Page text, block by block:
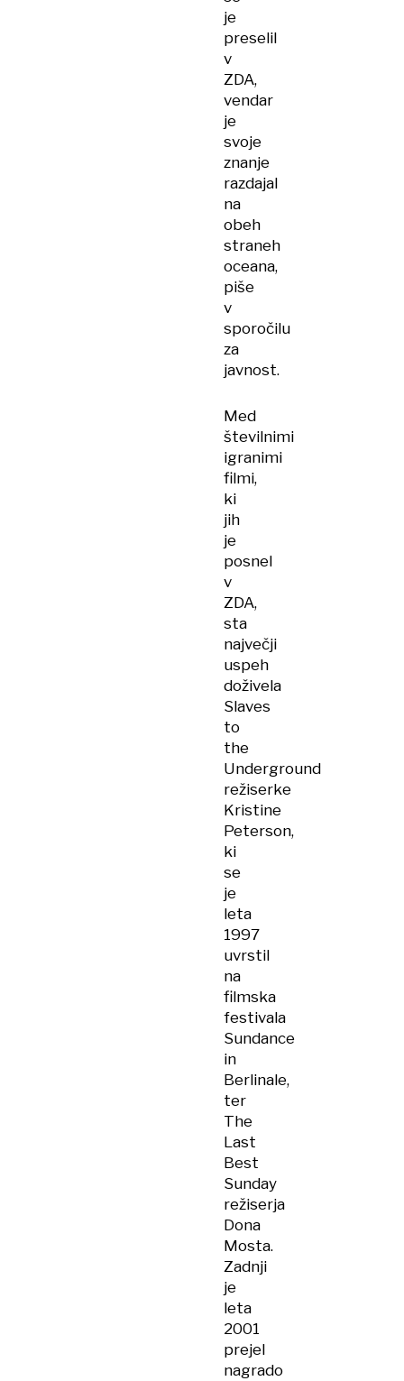
je
preselil
v
ZDA,
vendar
je
svoje
znanje
razdajal
na
obeh
straneh
oceana,
piše
v
sporočilu
za
javnost.
Med
številnimi
igranimi
filmi,
ki
jih
je
posnel
v
ZDA,
sta
največji
uspeh
doživela
Slaves
to
the
Underground
režiserke
Kristine
Peterson,
ki
se
je
leta
1997
uvrstil
na
filmska
festivala
Sundance
in
Berlinale,
ter
The
Last
Best
Sunday
režiserja
Dona
Mosta.
Zadnji
je
leta
2001
prejel
nagrado